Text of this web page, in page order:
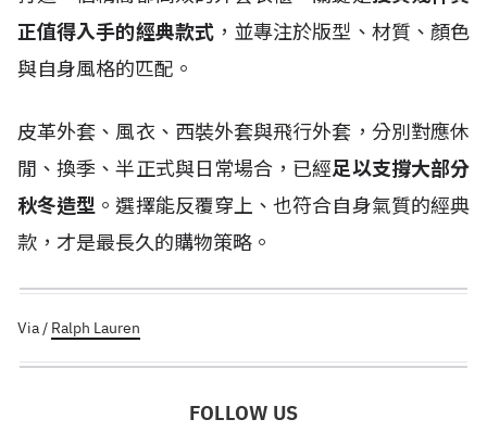
正值得入手的經典款式，並專注於版型、材質、顏色
與自身風格的匹配。
皮革外套、風衣、西裝外套與飛行外套，分別對應休
閒、換季、半正式與日常場合，已經足以支撐大部分
秋冬造型 。選擇能反覆穿上、也符合自身氣質的經典
款，才是最長久的購物策略。
Via / Ralph Lauren
FOLLOW US